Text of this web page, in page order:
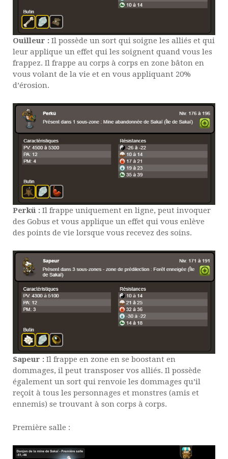
Ouilleur : Il possède un sort qui soigne les alliés et qui
leur applique un effet qui les soignent quand vous les
frappez. Il frappe au corps à corps en zone bâton en
vous volant de la vie et en vous appliquant 20%
d’érosion.
Perkü : Il frappe uniquement en ligne, peut invoquer
des Gobus et vous applique un effet qui vous enlève
des points de vie lorsque vous recevez des soins.
Sapeur : Il frappe en zone en se boostant en
dommages, il peut transposer vos alliés. Il possède
également un sort qui renvoie les dommages qu’il
reçoit à tous les personnages et monstres (amis et
ennemis) se trouvant à son corps à corps.
Première salle :